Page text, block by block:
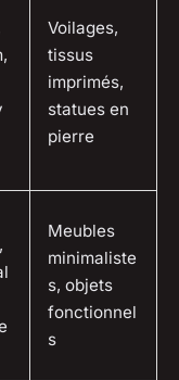
Voilages,
tissus
imprimés,
statues en
pierre
Meubles
minimaliste
s, objets
fonctionnel
s